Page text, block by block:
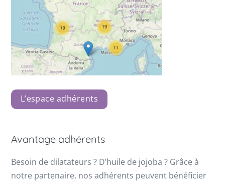
L’espace adhérents
Avantage adhérents
Besoin de dilatateurs ? D’huile de jojoba ? Grâce à
notre partenaire, nos adhérents peuvent bénéficier